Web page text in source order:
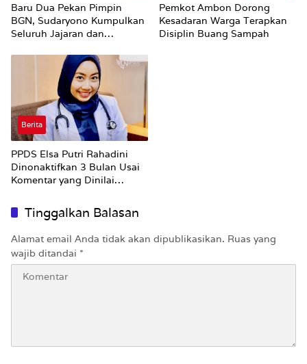
Baru Dua Pekan Pimpin
BGN, Sudaryono Kumpulkan
Seluruh Jajaran dan
Pungli dan Pemerasan
Supplier harus Berhenti
Pemkot Ambon Dorong
Kesadaran Warga Terapkan
Disiplin Buang Sampah
Berita
PPDS Elsa Putri Rahadini
Dinonaktifkan 3 Bulan Usai
Komentar yang Dinilai
Tinggalkan Balasan
Alamat email Anda tidak akan dipublikasikan. Ruas yang
wajib ditandai *